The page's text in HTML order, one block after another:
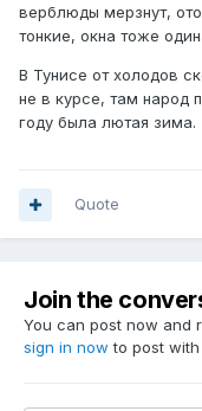
верблюды мерзнут,
тонкие, окна тоже
В Тунисе от холодов
не в курсе, там народ
году была лютая зима.
Quote
Join the
You can post now and
sign in now to post